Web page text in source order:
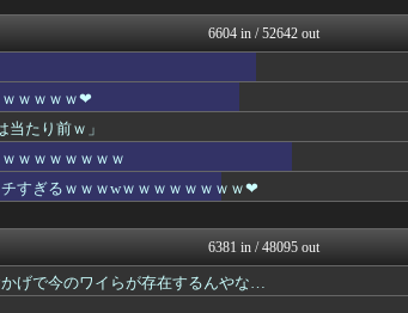
まとめCUP
ゴールデンタイムズ
の中臭そう」
ラビット速報
りたい」「...
ぶる速-VIP
不思議.net - 5ch...
妹はVIPPER
・・...
スコールちゃんねる｜２ちゃ...
BIPブログ
キニ速
6604 in / 52642 out
ｗｗｗｗｗ❤
たり前ｗ」
ｗｗｗｗｗｗｗ
すぎるｗｗｗwｗｗｗｗｗｗｗｗ❤
6381 in / 48095 out
げで今のワイらが存在するんやな…